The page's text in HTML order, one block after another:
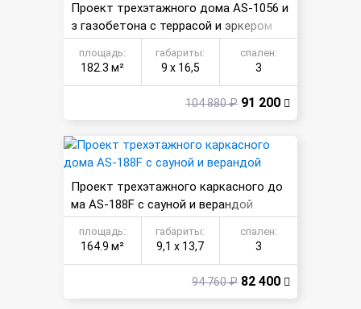
Проект трехэтажного дома AS-1056 и
з газобетона с террасой и эркером
площадь:
182.3 м²
габариты:
9 х 16,5
спален:
3
104 880 ₽ 91 200
Проект трехэтажного каркасного до
ма AS-188F с сауной и верандой
площадь:
164.9 м²
габариты:
9,1 х 13,7
спален:
3
94 760 ₽ 82 400